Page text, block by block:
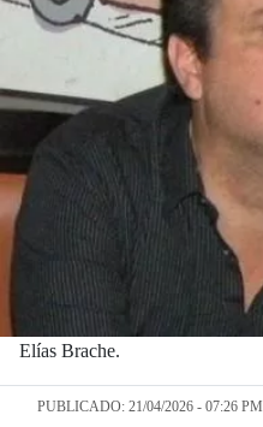
Elías Brache.
PUBLICADO: 21/04/2026 - 07:26 PM